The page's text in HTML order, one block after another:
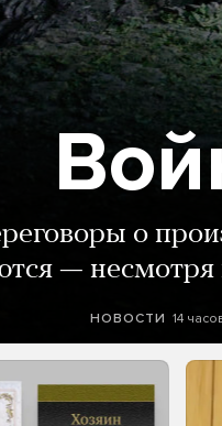
о
—
НОВОСТИ 14